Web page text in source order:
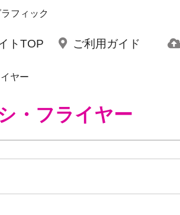
フィック
トTOP ご利用ガイド
ヤー
・フライヤー